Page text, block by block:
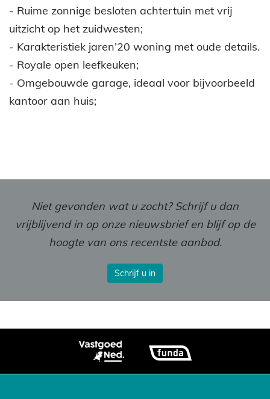
- Ruime zonnige besloten achtertuin met vrij
uitzicht op het zuidwesten;
- Karakteristiek jaren’20 woning met oude details.
- Royale open leefkeuken;
- Omgebouwde garage, ideaal voor bijvoorbeeld
kantoor aan huis;
Niet gevonden wat u zocht? Schrijf u dan
vrijblijvend in op onze nieuwsbrief en blijf op de
hoogte van ons recentste aanbod.
Schrijf u in